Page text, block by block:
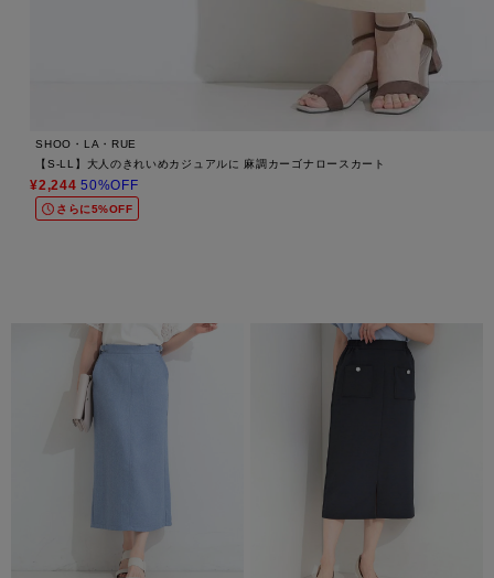
SHOO・LA・RUE
【S-LL】大人のきれいめカジュアルに 麻調カーゴナロースカート
¥2,244 50%OFF
さらに5%OFF